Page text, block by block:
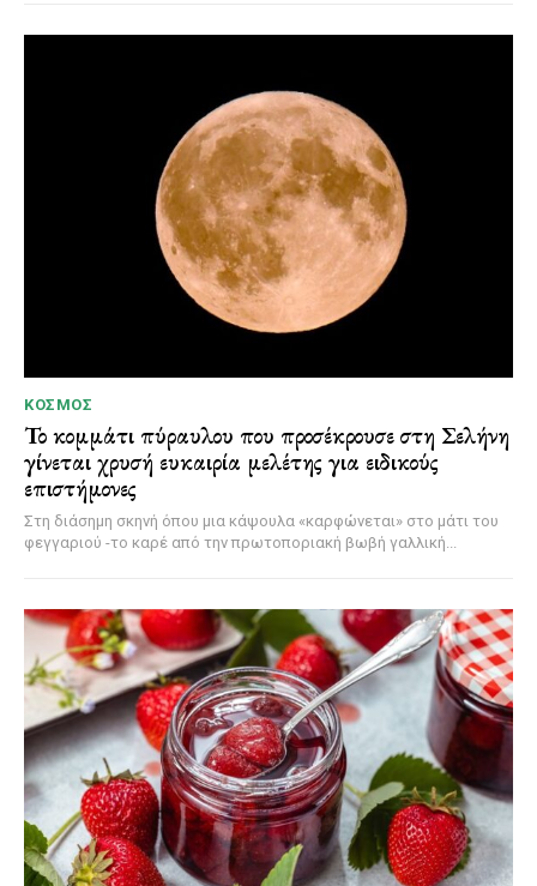
ΚΌΣΜΟΣ
Το κομμάτι πύραυλου που προσέκρουσε στη Σελήνη
γίνεται χρυσή ευκαιρία μελέτης για ειδικούς
επιστήμονες
Στη διάσημη σκηνή όπου μια κάψουλα «καρφώνεται» στο μάτι του
φεγγαριού -το καρέ από την πρωτοποριακή βωβή γαλλική...